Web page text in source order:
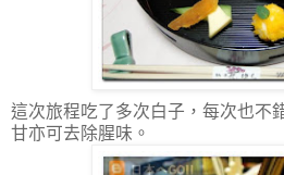
這次旅程吃了多次白子，每次也不
甘亦可去除腥味。